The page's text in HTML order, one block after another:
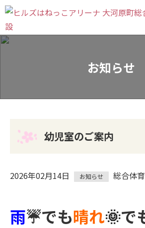
お知らせ
幼児室のご案内
2026年02月14日 お知らせ 総合体
雨☔でも晴れ🌞で